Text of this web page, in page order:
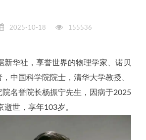
2025-10-18 155536
新华社，享誉世界的物理学家、诺贝
中国科学院院士，清华大学教授、
名誉院长杨振宁先生，因病于2025
世，享年103岁。